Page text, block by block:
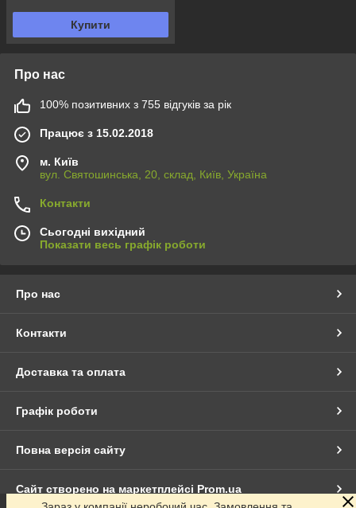
Купити
Про нас
100% позитивних з 755 відгуків за рік
Працює з 15.02.2018
м. Київ
вул. Святошинська, 20, склад, Київ, Україна
Контакти
Сьогодні вихідний
Показати весь графік роботи
Про нас
Контакти
Доставка та оплата
Графік роботи
Повна версія сайту
Сайт створено на маркетплейсі Prom.ua